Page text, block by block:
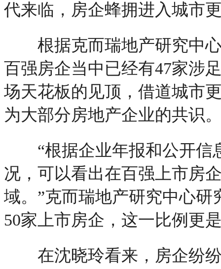
代来临，房企蜂拥进入城市
根据克而瑞地产研究中心
百强房企当中已经有47家涉
场天花板的见顶，借道城市
为大部分房地产企业的共识
“根据企业年报和公开信
况，可以看出在百强上市房
域。”克而瑞地产研究中心
50家上市房企，这一比例更
在沈晓玲看来，房企纷纷